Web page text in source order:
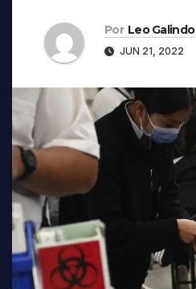
Por Leo Galindo
JUN 21, 2022